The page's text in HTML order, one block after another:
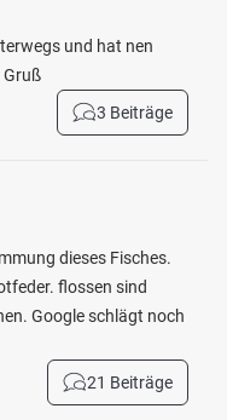
und hat nen
3 Beiträge
dieses Fisches.
flossen sind
Google schlägt noch
21 Beiträge